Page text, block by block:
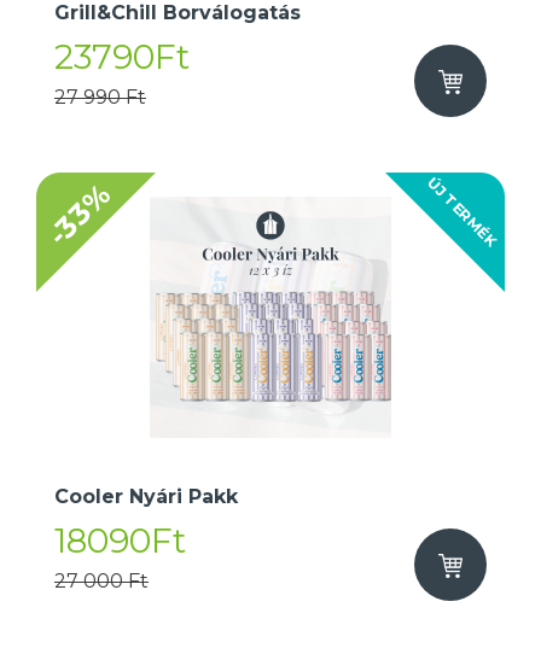
Grill&Chill Borválogatás
23790Ft
27 990 Ft
ÚJ TERMÉK
-33%
Cooler Nyári Pakk
18090Ft
27 000 Ft